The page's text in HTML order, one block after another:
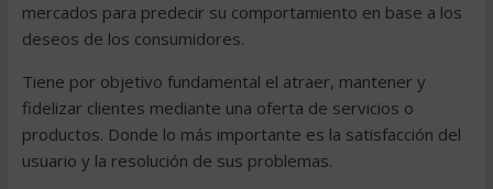
mercados para predecir su comportamiento en base a los
deseos de los consumidores.
Tiene por objetivo fundamental el atraer, mantener y
fidelizar clientes mediante una oferta de servicios o
productos. Donde lo más importante es la satisfacción del
usuario y la resolución de sus problemas.